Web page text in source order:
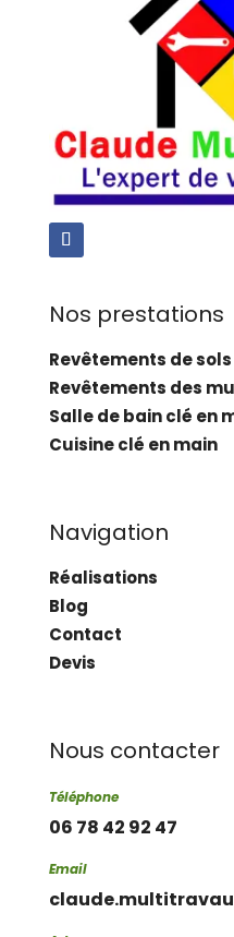
Nos prestations
Revêtements de sols
Revêtements des
Salle de bain clé en
Cuisine clé en main
Navigation
Réalisations
Blog
Contact
Devis
Nous contacter
Téléphone
06 78 42 92 47
Email